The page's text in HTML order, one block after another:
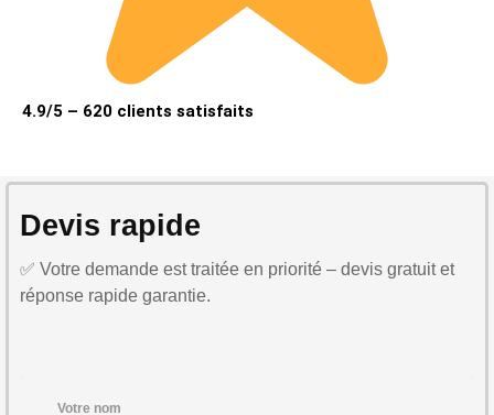
4.9/5 – 620 clients satisfaits
Devis rapide
✅ Votre demande est traitée en priorité – devis gratuit et
réponse rapide garantie.
Votre nom